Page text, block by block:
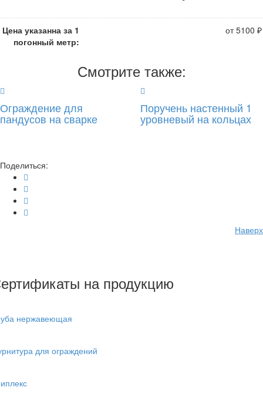
Цена указанна за 1
погонный метр:
от 5100 ₽
Смотрите также:
Ограждение для
пандусов на сварке
Поручень настенный 1
уровневый на кольцах
Поделиться:
Наверх
на продукцию
нержавеющая
для ограждений